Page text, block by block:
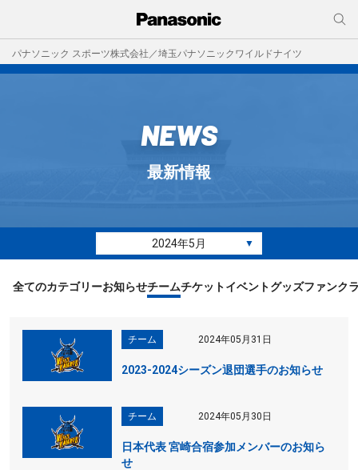
パナソニック スポーツ株式会社／埼玉パナソニックワイルドナイツ
NEWS
最新情報
2024年5月 ▼
全てのカテゴリーお知らせチームチケットイベントグッズファンク
チーム 2024年05月31日
2023-2024シーズン退団選手のお知らせ
チーム 2024年05月30日
日本代表 宮崎合宿参加メンバーのお知ら
せ